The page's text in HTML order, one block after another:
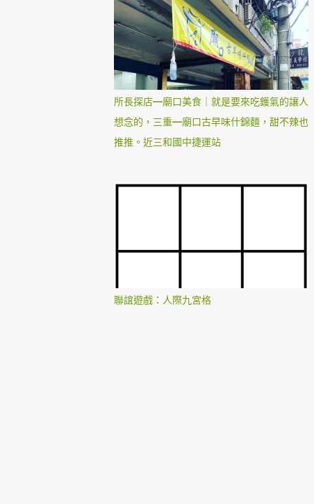
所長探店—廟口美食｜就是要來吃鑊氣的讓人
想念的，三重—廟口古早味什錦麵，甜不辣也
推推。近三和國中捷運站
聯誼遊戲：人際九宮格